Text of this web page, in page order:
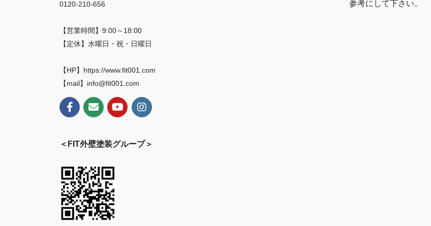
0120-210-656
【営業時間】9:00～18:00
【定休】水曜日・祝・日曜日
【HP】https://www.fit001.com
【mail】info@fit001.com
＜FIT外壁塗装グループ＞
参考にして下さい。